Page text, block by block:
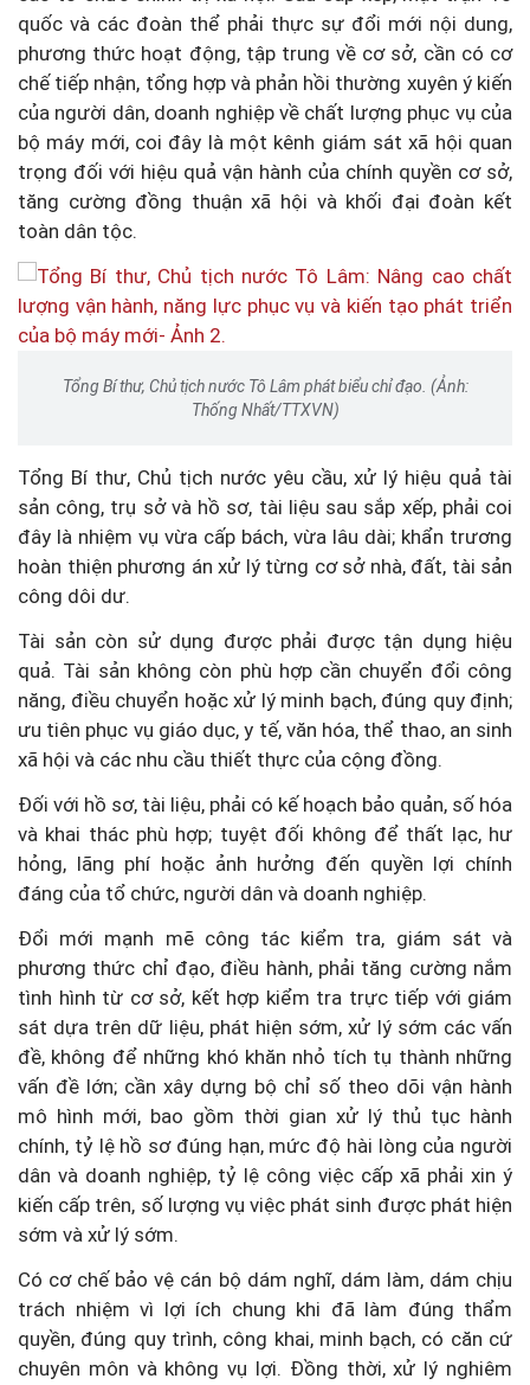
quốc và các đoàn thể phải thực sự đổi mới nội dung,
phương thức hoạt động, tập trung về cơ sở, cần có cơ
chế tiếp nhận, tổng hợp và phản hồi thường xuyên ý kiến
của người dân, doanh nghiệp về chất lượng phục vụ của
bộ máy mới, coi đây là một kênh giám sát xã hội quan
trọng đối với hiệu quả vận hành của chính quyền cơ sở,
tăng cường đồng thuận xã hội và khối đại đoàn kết
toàn dân tộc.
Tổng Bí thư, Chủ tịch nước Tô Lâm phát biểu chỉ đạo. (Ảnh:
Thống Nhất/TTXVN)
Tổng Bí thư, Chủ tịch nước yêu cầu, xử lý hiệu quả tài
sản công, trụ sở và hồ sơ, tài liệu sau sắp xếp, phải coi
đây là nhiệm vụ vừa cấp bách, vừa lâu dài; khẩn trương
hoàn thiện phương án xử lý từng cơ sở nhà, đất, tài sản
công dôi dư.
Tài sản còn sử dụng được phải được tận dụng hiệu
quả. Tài sản không còn phù hợp cần chuyển đổi công
năng, điều chuyển hoặc xử lý minh bạch, đúng quy định;
ưu tiên phục vụ giáo dục, y tế, văn hóa, thể thao, an sinh
xã hội và các nhu cầu thiết thực của cộng đồng.
Đối với hồ sơ, tài liệu, phải có kế hoạch bảo quản, số hóa
và khai thác phù hợp; tuyệt đối không để thất lạc, hư
hỏng, lãng phí hoặc ảnh hưởng đến quyền lợi chính
đáng của tổ chức, người dân và doanh nghiệp.
Đổi mới mạnh mẽ công tác kiểm tra, giám sát và
phương thức chỉ đạo, điều hành, phải tăng cường nắm
tình hình từ cơ sở, kết hợp kiểm tra trực tiếp với giám
sát dựa trên dữ liệu, phát hiện sớm, xử lý sớm các vấn
đề, không để những khó khăn nhỏ tích tụ thành những
vấn đề lớn; cần xây dựng bộ chỉ số theo dõi vận hành
mô hình mới, bao gồm thời gian xử lý thủ tục hành
chính, tỷ lệ hồ sơ đúng hạn, mức độ hài lòng của người
dân và doanh nghiệp, tỷ lệ công việc cấp xã phải xin ý
kiến cấp trên, số lượng vụ việc phát sinh được phát hiện
sớm và xử lý sớm.
Có cơ chế bảo vệ cán bộ dám nghĩ, dám làm, dám chịu
trách nhiệm vì lợi ích chung khi đã làm đúng thẩm
quyền, đúng quy trình, công khai, minh bạch, có căn cứ
chuyên môn và không vụ lợi. Đồng thời, xử lý nghiêm